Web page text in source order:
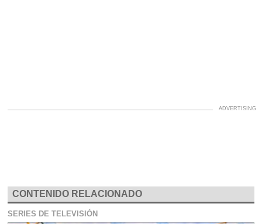
CONTENIDO RELACIONADO
SERIES DE TELEVISIÓN